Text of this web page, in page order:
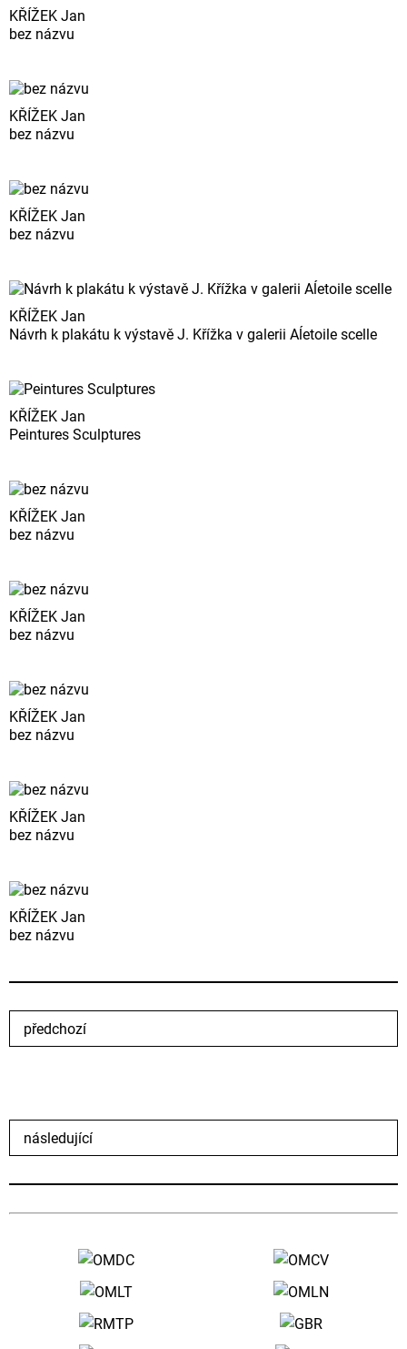
KŘÍŽEK Jan
bez názvu
KŘÍŽEK Jan
bez názvu
KŘÍŽEK Jan
bez názvu
KŘÍŽEK Jan
Návrh k plakátu k výstavě J. Křížka v galerii Aĺetoile scelle
KŘÍŽEK Jan
Peintures Sculptures
KŘÍŽEK Jan
bez názvu
KŘÍŽEK Jan
bez názvu
KŘÍŽEK Jan
bez názvu
KŘÍŽEK Jan
bez názvu
KŘÍŽEK Jan
bez názvu
předchozí
následující